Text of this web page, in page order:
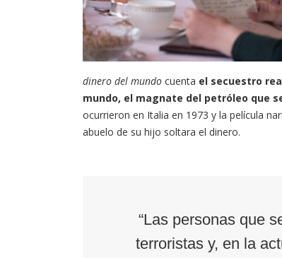
dinero del mundo cuenta el secuestro
mundo, el magnate del petróleo que
ocurrieron en Italia en 1973 y la película
abuelo de su hijo soltara el dinero.
“Las personas que
terroristas y, en la